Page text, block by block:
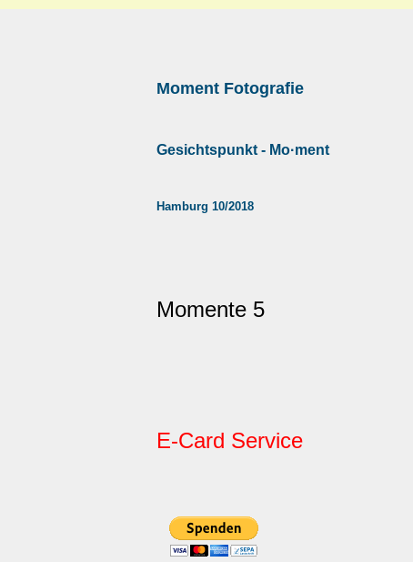
Moment Fotografie
Gesichtspunkt - Mo·ment
Hamburg 10/2018
Momente 5
E-Card Service